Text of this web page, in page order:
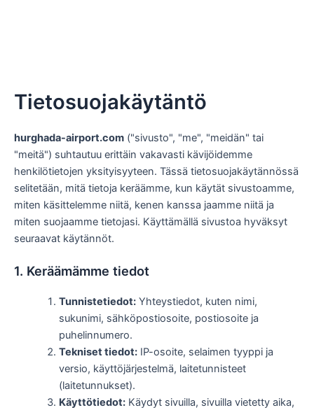
Tietosuojakäytäntö
hurghada-airport.com ("sivusto", "me", "meidän" tai
"meitä") suhtautuu erittäin vakavasti kävijöidemme
henkilötietojen yksityisyyteen. Tässä tietosuojakäytännössä
selitetään, mitä tietoja keräämme, kun käytät sivustoamme,
miten käsittelemme niitä, kenen kanssa jaamme niitä ja
miten suojaamme tietojasi. Käyttämällä sivustoa hyväksyt
seuraavat käytännöt.
1. Keräämämme tiedot
Tunnistetiedot:Yhteystiedot, kuten nimi,
sukunimi, sähköpostiosoite, postiosoite ja
puhelinnumero.
Tekniset tiedot:IP-osoite, selaimen tyyppi ja
versio, käyttöjärjestelmä, laitetunnisteet
(laitetunnukset).
Käyttötiedot:Käydyt sivuilla, sivuilla vietetty aika,